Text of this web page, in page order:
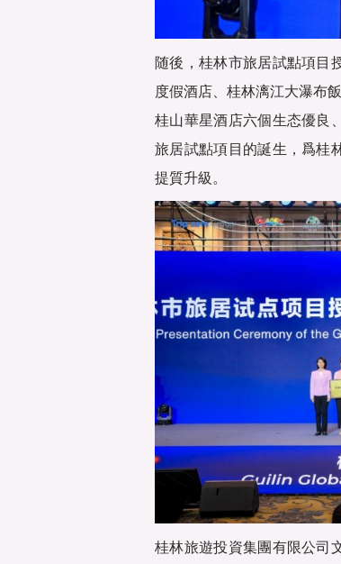
随後，桂林市旅居試點項目
度假酒店、桂林漓江大瀑布
桂山華星酒店六個生态優良
旅居試點項目的誕生，爲桂
提質升級。
桂林旅遊投資集團有限公司